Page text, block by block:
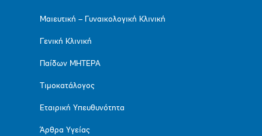
Μαιευτική – Γυναικολογική Κλινική
Γενική Κλινική
Παίδων ΜΗΤΕΡΑ
Τιμοκατάλογος
Εταιρική Υπευθυνότητα
Άρθρα Υγείας